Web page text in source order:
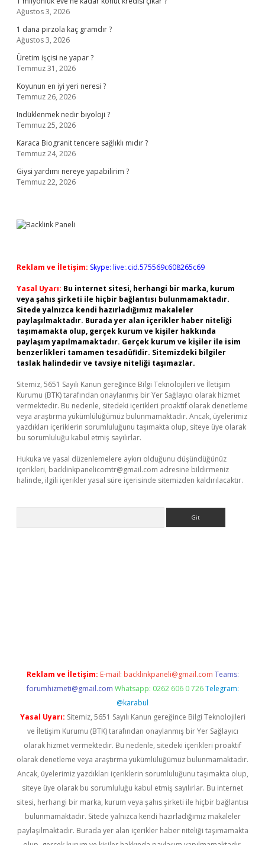
Ağustos 3, 2026
1 dana pirzola kaç gramdır ?
Ağustos 3, 2026
Üretim işçisi ne yapar ?
Temmuz 31, 2026
Koyunun en iyi yeri neresi ?
Temmuz 26, 2026
Indüklenmek nedir biyoloji ?
Temmuz 25, 2026
Karaca Biogranit tencere sağlıklı mıdır ?
Temmuz 24, 2026
Giysi yardımı nereye yapabilirim ?
Temmuz 22, 2026
Reklam ve İletişim: Skype: live:.cid.575569c608265c69
Yasal Uyarı: Bu internet sitesi, herhangi bir marka, kurum
veya şahıs şirketi ile hiçbir bağlantısı bulunmamaktadır.
Sitede yalnızca kendi hazırladığımız makaleler
paylaşılmaktadır. Burada yer alan içerikler haber niteliği
taşımamakta olup, gerçek kurum ve kişiler hakkında
paylaşım yapılmamaktadır. Gerçek kurum ve kişiler ile isim
benzerlikleri tamamen tesadüfidir. Sitemizdeki bilgiler
taslak halindedir ve tavsiye niteliği taşımazlar.
Sitemiz, 5651 Sayılı Kanun gereğince Bilgi Teknolojileri ve İletişim
Kurumu (BTK) tarafından onaylanmış bir Yer Sağlayıcı olarak hizmet
vermektedir. Bu nedenle, sitedeki içerikleri proaktif olarak denetleme
veya araştırma yükümlülüğümüz bulunmamaktadır. Ancak, üyelerimiz
yazdıkları içeriklerin sorumluluğunu taşımakta olup, siteye üye olarak
bu sorumluluğu kabul etmiş sayılırlar.
Hukuka ve yasal düzenlemelere aykırı olduğunu düşündüğünüz
içerikleri, backlinkpanelicomtr@gmail.com adresine bildirmeniz
halinde, ilgili içerikler yasal süre içerisinde sitemizden kaldırılacaktır.
Reklam ve İletişim: E-mail: backlinkpaneli@gmail.com Teams:
forumhizmeti@gmail.com Whatsapp: 0262 606 0 726 Telegram:
@karabul
Yasal Uyarı: Sitemiz, 5651 Sayılı Kanun gereğince Bilgi Teknolojileri
ve İletişim Kurumu (BTK) tarafından onaylanmış bir Yer Sağlayıcı
olarak hizmet vermektedir. Bu nedenle, sitedeki içerikleri proaktif
olarak denetleme veya araştırma yükümlülüğümüz bulunmamaktadır.
Ancak, üyelerimiz yazdıkları içeriklerin sorumluluğunu taşımakta olup,
siteye üye olarak bu sorumluluğu kabul etmiş sayılırlar. Bu internet
sitesi, herhangi bir marka, kurum veya şahıs şirketi ile hiçbir bağlantısı
bulunmamaktadır. Sitede yalnızca kendi hazırladığımız makaleler
paylaşılmaktadır. Burada yer alan içerikler haber niteliği taşımamakta